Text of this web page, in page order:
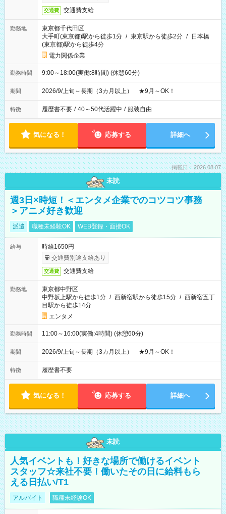
交通費 交通費支給
勤務地
東京都千代田区
大手町(東京都)駅から徒歩1分 / 東京駅から徒歩2分 / 日本橋
(東京都)駅から徒歩4分
電力関係企業
勤務時間 9:00～18:00(実働:8時間) (休憩60分)
期間 2026/9/上旬～長期（3カ月以上） ★9月～OK！
特徴 履歴書不要 / 40～50代活躍中 / 服装自由
気になる！ 応募する 詳細へ
掲載日：2026.08.07
未読
週3日×時短！＜エンタメ企業でのコツコツ事務
＞アニメ好き歓迎
派遣 職種未経験OK WEB登録・面接OK
給与
時給1650円
交通費別途支給あり
交通費 交通費支給
勤務地
東京都中野区
中野坂上駅から徒歩1分 / 西新宿駅から徒歩15分 / 西新宿五丁
目駅から徒歩14分
エンタメ
勤務時間 11:00～16:00(実働:4時間) (休憩60分)
期間 2026/9/上旬～長期（3カ月以上） ★9月～OK！
特徴 履歴書不要
気になる！ 応募する 詳細へ
未読
人気イベントも！好きな場所で働けるイベント
スタッフ☆来社不要！働いたその日に給料もら
える日払い/T1
アルバイト 職種未経験OK